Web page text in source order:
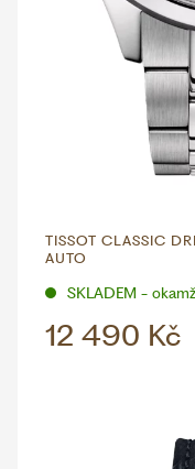
TISSOT CLASSIC
AUTO
SKLADEM -
12 490 Kč